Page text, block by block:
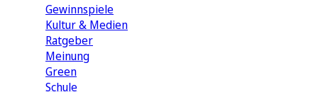
Gewinnspiele
Kultur & Medien
Ratgeber
Meinung
Green
Schule